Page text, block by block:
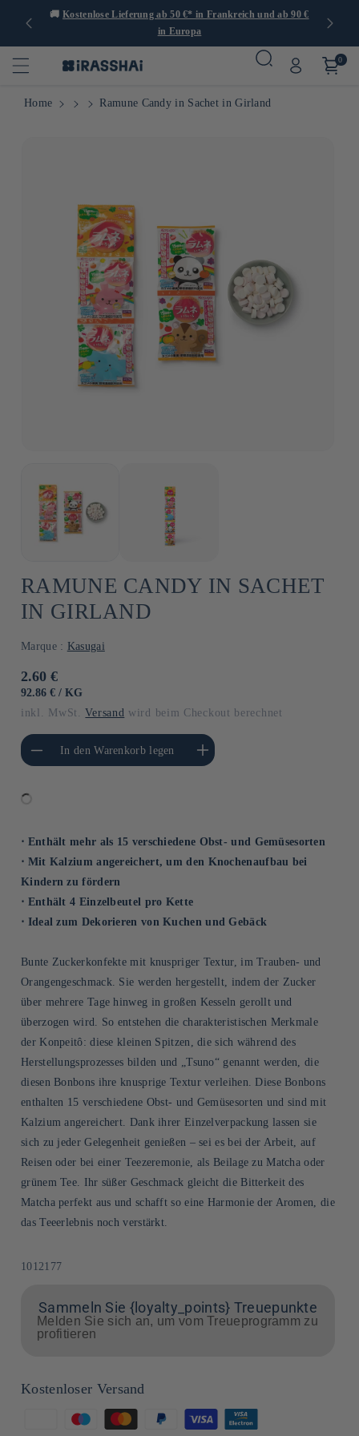
🚚Kostenlose Lieferung ab 50 €* in Frankreich und ab 90 €
in Europa
0
Home Ramune Candy in Sachet in Girland
RAMUNE CANDY IN SACHET
IN GIRLAND
Marque : Kasugai
Normaler
Preis
2.60 €
GRUNDPREIS
92.86 € / PRO
KG
inkl. MwSt.Versand wird beim Checkout berechnet
die Menge für
TitleIn den Warenkorb legen
Erhöhe die Menge für Default
Title
⋅ Enthält mehr als 15 verschiedene Obst- und Gemüsesorten
⋅ Mit Kalzium angereichert, um den Knochenaufbau bei
Kindern zu fördern
⋅ Enthält 4 Einzelbeutel pro Kette
⋅ Ideal zum Dekorieren von Kuchen und Gebäck
Bunte Zuckerkonfekte mit knuspriger Textur, im Trauben- und
Orangengeschmack. Sie werden hergestellt, indem der Zucker
über mehrere Tage hinweg in großen Kesseln gerollt und
überzogen wird. So entstehen die charakteristischen Merkmale
der Konpeitô: diese kleinen Spitzen, die sich während des
Herstellungsprozesses bilden und „Tsuno“ genannt werden, die
diesen Bonbons ihre knusprige Textur verleihen. Diese Bonbons
enthalten 15 verschiedene Obst- und Gemüsesorten und sind mit
Kalzium angereichert. Dank ihrer Einzelverpackung lassen sie
sich zu jeder Gelegenheit genießen – sei es bei der Arbeit, auf
Reisen oder bei einer Teezeremonie, als Beilage zu Matcha oder
grünem Tee. Ihr süßer Geschmack gleicht die Bitterkeit des
Matcha perfekt aus und schafft so eine Harmonie der Aromen, die
das Teeerlebnis noch verstärkt.
SKU:
1012177
Sammeln Sie {loyalty_points} Treuepunkte
Melden Sie sich an, um vom Treueprogramm zu
profitieren
Kostenloser Versand
Zahlungsmethoden